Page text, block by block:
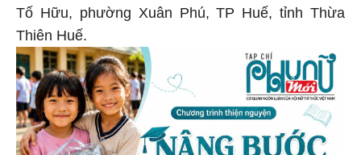
Tố Hữu, phường Xuân Phú, TP Huế, tỉnh Thừa
Thiên Huế.